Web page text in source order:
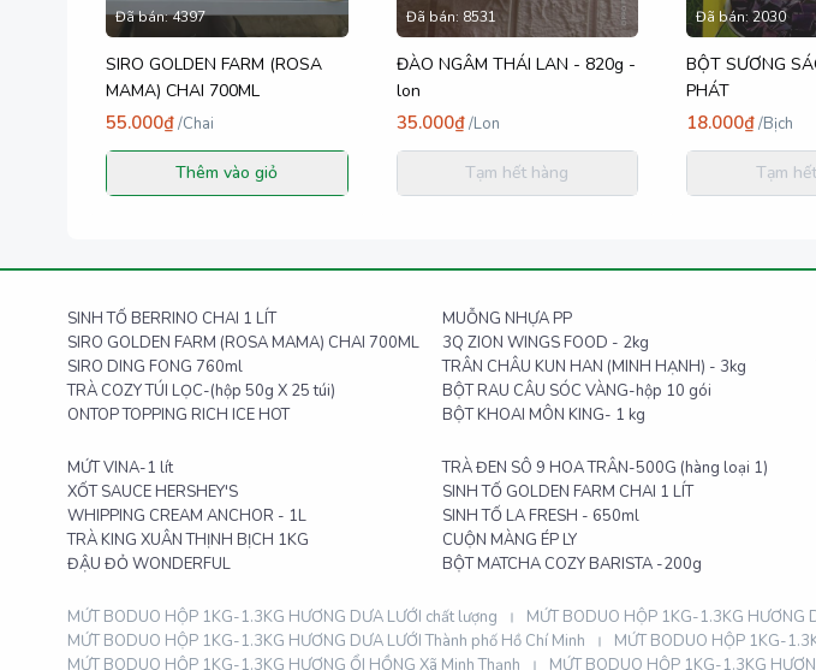
Đã bán:4397
SIRO GOLDEN FARM (ROSA
MAMA) CHAI 700ML
55.000₫/Chai
Thêm vào giỏ
Đã bán: 8531
ĐÀO NGÂM THÁI LAN - 820g -
lon
35.000₫/Lon
Tạm hết hàng
Đã bán:2030
BỘT SƯƠNG
PHÁT
18.000₫/Bịch
Tạm
SINH TỐ BERRINO CHAI 1 LÍT MUỖNG NHỰA PP
SIRO GOLDEN FARM (ROSA MAMA) CHAI 700ML
3Q ZION WINGS FOOD - 2kg
SIRO DING FONG 760ml
TRÂN CHÂU KUN HAN (MINH HẠNH) - 3kg
TRÀ COZY TÚI LỌC-(hộp 50g X 25 túi)
BỘT RAU CÂU SÓC VÀNG-hộp 10 gói
ONTOP TOPPING RICH ICE HOT
BỘT KHOAI MÔN KING- 1 kg
MỨT VINA-1 lít
TRÀ ĐEN SÔ 9 HOA TRÂN-500G (hàng loại 1)
XỐT SAUCE HERSHEY'S
SINH TỐ GOLDEN FARM CHAI 1 LÍT
WHIPPING CREAM ANCHOR - 1L
SINH TỐ LA FRESH - 650ml
TRÀ KING XUÂN THỊNH BỊCH 1KG
CUỘN MÀNG ÉP LY
ĐẬU ĐỎ WONDERFUL
BỘT MATCHA COZY BARISTA -200g
MỨT BODUO HỘP 1KG-1.3KG HƯƠNG DƯA LƯỚI chất lượng MỨT BODUO HỘP 1KG-1.3KG HƯƠNG
MỨT BODUO HỘP 1KG-1.3KG HƯƠNG DƯA LƯỚI Thành phố Hồ Chí Minh
MỨT BODUO HỘP 1KG-
MỨT BODUO HỘP 1KG-1.3KG HƯƠNG ỔI HỒNG Xã Minh Thạnh
MỨT BODUO HỘP 1KG-1.3KG